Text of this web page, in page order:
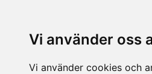
Vi använder oss
Vi använder cookies och